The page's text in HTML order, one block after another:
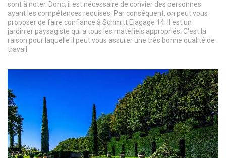
sont à noter. Donc, il est nécessaire de convier des personnes
ayant les compétences requises. Par conséquent, on peut vous
proposer de faire confiance à Schmitt Elagage 14. Il est un
jardinier paysagiste qui a tous les matériels appropriés. C'est la
raison pour laquelle il peut vous assurer une très bonne qualité de
travail.